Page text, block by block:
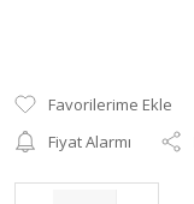
Fiyat Alarmı